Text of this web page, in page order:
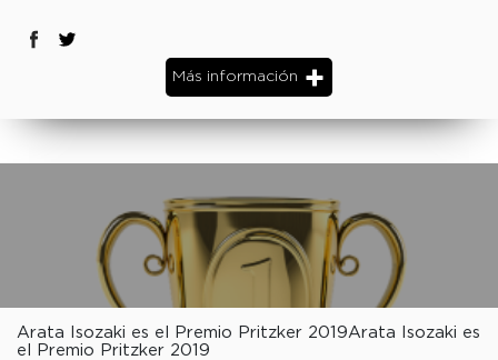
Más información
Arata Isozaki es el Premio Pritzker 2019Arata Isozaki es
el Premio Pritzker 2019